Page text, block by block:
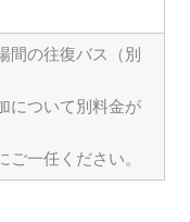
間の往復バス（別
について別料金が
一任ください。